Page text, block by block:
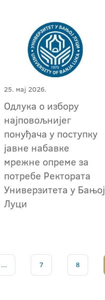
25. мај 2026.
Oдлука о избору
најповољнијег
понуђача у поступку
јавне набавке
мрежне опреме за
потребе Ректората
Универзитета у Бањој
Луци
... 7 8